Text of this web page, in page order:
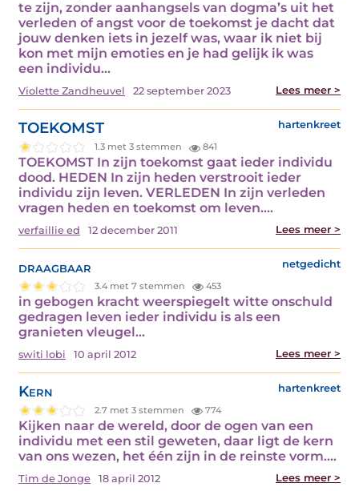
te zijn, zonder aanhangsels van dogma’s uit het
verleden of angst voor de toekomst je dacht dat
jouw denken iets in jezelf was, waar ik niet bij
kon met mijn emoties en je had gelijk ik was
een individu…
Violette Zandheuvel 22 september 2023 Lees meer >
TOEKOMST hartenkreet
1.3 met 3 stemmen 841
TOEKOMST In zijn toekomst gaat ieder individu
dood. HEDEN In zijn heden verstrooit ieder
individu zijn leven. VERLEDEN In zijn verleden
vragen heden en toekomst om leven.…
verfaillie ed 12 december 2011 Lees meer >
draagbaar netgedicht
3.4 met 7 stemmen 453
in gebogen kracht weerspiegelt witte onschuld
gedragen leven ieder individu is als een
granieten vleugel…
switi lobi 10 april 2012 Lees meer >
Kern hartenkreet
2.7 met 3 stemmen 774
Kijken naar de wereld, door de ogen van een
individu met een stil geweten, daar ligt de kern
van ons wezen, het één zijn in de reinste vorm.…
Tim de Jonge 18 april 2012 Lees meer >